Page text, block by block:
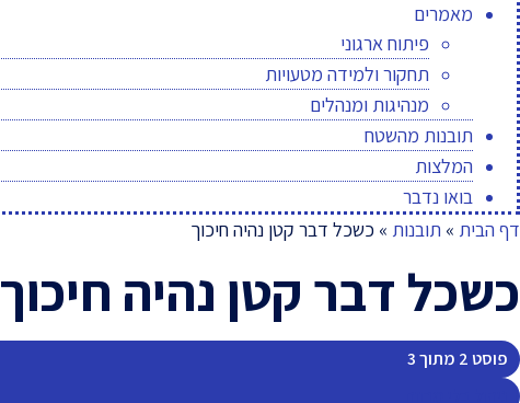
מאמרים
פיתוח ארגוני
תחקור ולמידה מטעויות
מנהיגות ומנהלים
תובנות מהשטח
המלצות
בואו נדבר
דף הבית » תובנות » כשכל דבר קטן נהיה חיכוך
כשכל דבר קטן נהיה חיכוך
פוסט 2 מתוך 3